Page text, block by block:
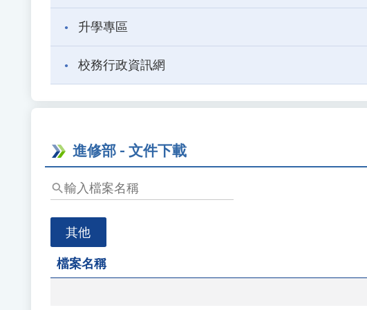
升學專區
校務行政資訊網
進修部 - 文件下載
輸
入
檔
名
稱
其他
檔案名稱